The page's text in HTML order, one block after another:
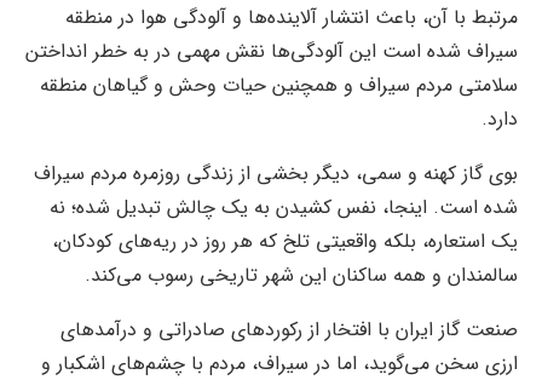
مرتبط با آن، باعث انتشار آلاینده‌ها و آلودگی هوا در منطقه
سیراف شده است این آلودگی‌ها نقش مهمی در به خطر انداختن
سلامتی مردم سیراف و همچنین حیات وحش و گیاهان منطقه
دارد.
بوی گاز کهنه و سمی، دیگر بخشی از زندگی روزمره مردم سیراف
شده است. اینجا، نفس کشیدن به یک چالش تبدیل شده؛ نه
یک استعاره، بلکه واقعیتی تلخ که هر روز در ریه‌های کودکان،
سالمندان و همه ساکنان این شهر تاریخی رسوب می‌کند.
صنعت گاز ایران با افتخار از رکوردهای صادراتی و درآمدهای
ارزی سخن می‌گوید، اما در سیراف، مردم با چشم‌های اشکبار و